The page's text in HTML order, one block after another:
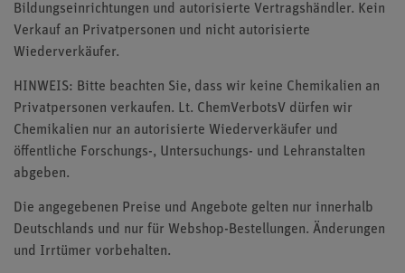
Bildungseinrichtungen und autorisierte Vertragshändler. Kein
Verkauf an Privatpersonen und nicht autorisierte
Wiederverkäufer.
HINWEIS: Bitte beachten Sie, dass wir keine Chemikalien an
Privatpersonen verkaufen. Lt. ChemVerbotsV dürfen wir
Chemikalien nur an autorisierte Wiederverkäufer und
öffentliche Forschungs-, Untersuchungs- und Lehranstalten
abgeben.
Die angegebenen Preise und Angebote gelten nur innerhalb
Deutschlands und nur für Webshop-Bestellungen. Änderungen
und Irrtümer vorbehalten.